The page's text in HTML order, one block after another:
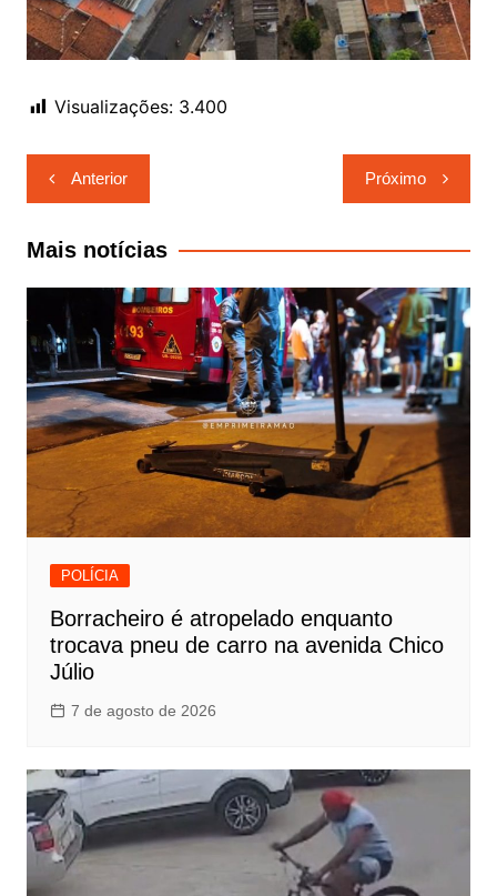
Visualizações: 3.400
Navegação
de
Post
Anterior Próximo
Mais notícias
POLÍCIA
Borracheiro é atropelado enquanto
trocava pneu de carro na avenida Chico
Júlio
7 de agosto de 2026